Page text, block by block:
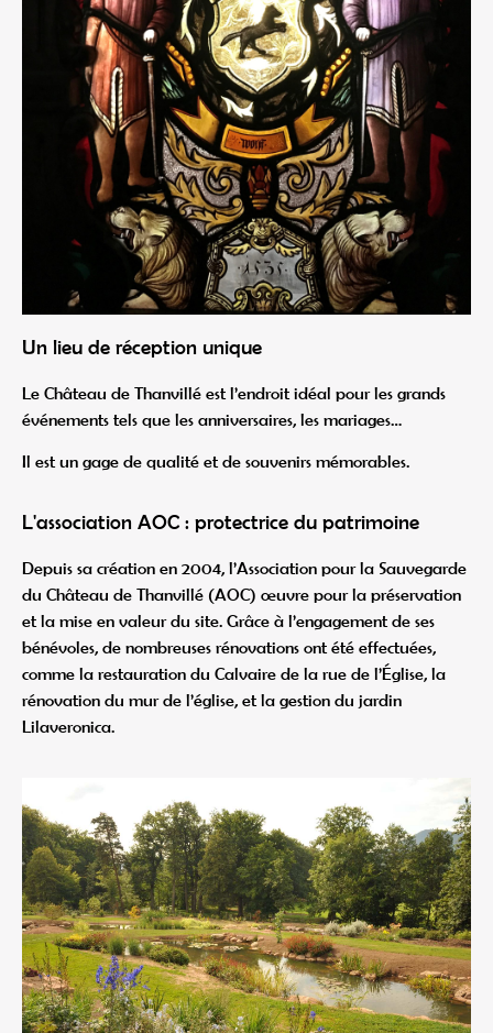
Un lieu de réception unique
Le Château de Thanvillé est l’endroit idéal pour les grands
événements tels que les anniversaires, les mariages…
Il est un gage de qualité et de souvenirs mémorables.
L'association AOC : protectrice du patrimoine
Depuis sa création en 2004, l’Association pour la Sauvegarde
du Château de Thanvillé (AOC) œuvre pour la préservation
et la mise en valeur du site. Grâce à l’engagement de ses
bénévoles, de nombreuses rénovations ont été effectuées,
comme la restauration du Calvaire de la rue de l’Église, la
rénovation du mur de l’église, et la gestion du jardin
Lilaveronica.